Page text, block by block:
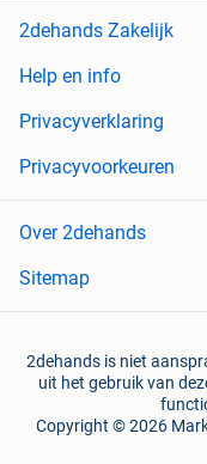
2dehands Zakelijk
Help en info
Privacyverklaring
Privacyvoorkeuren
Over 2dehands
Sitemap
2dehands is niet
uit het gebruik van
Copyright © 2026